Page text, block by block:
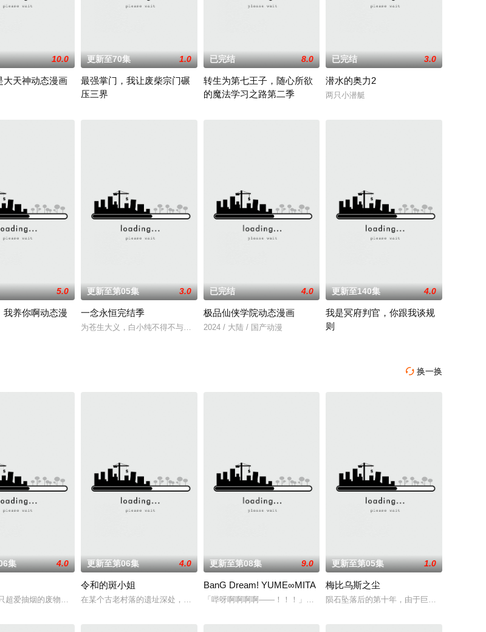
盛时期由浣溪沙、赤霞峰、风吟山庄、无尘岛、轩辕门五大宗门共同守护，仙道昌盛。可轩辕门宗主岳无疾为实现野望，掀起了一场灭
10.0
大天神动态漫画
更新至70集 1.0
最强掌门，我让废柴宗门碾
压三界
已完结 8.0
转生为第七王子，随心所欲
的魔法学习之路第二季
已完结 3.0
潜水的奥力2
两只小潜艇
尸乱葬岗。濒死之际，他唤醒了上古魔刀“幽冥”，获得驱使阴兵之力，化身“活阎罗”归来复仇。他利用附
纳电视节上以10万美元一集的亚洲动画片新纪录，成功打入欧美主流市场。南非国际影展喜获金奖，成为在此影展获奖的首个亚洲动漫作
5.0
我养你啊动态漫
更新至第05集 3.0
​一念永恒完结季​
为苍生大义，白小纯不得不与通天道人展开决战。随着旧世界破碎，众人流落天外的永恒大陆。而在这里白小纯将
已完结 4.0
极品仙侠学院动态漫画
2024 / 大陆 / 国产动漫
更新至140集 4.0
我是冥府判官，你跟我谈规
则
 换一换
器用で人との交流を避けて生きてきた彼女は、とある出会いでクラスのモテ男子・南新汰に恋をする。少女
集 4.0
超爱抽烟的废物兽人！因为缺乏伦理与卫生观念，不是把烟头往窗外乱丢，就是对人乱吐口水，偶尔还会做出一些违法乱纪的事。幸好她
更新至第06集 4.0
令和的斑小姐
在某个古老村落的遗址深处，那一片禁止入内的区域里，存在着被口口相传为“窥之生厄、亵之招祟”的“不可触碰
更新至第08集 9.0
BanG Dream! YUME∞MITA
「哔呀啊啊啊啊——！！！」为了乐团出道而突然集结的团员们！虽然每个人
更新至第05集 1.0
梅比乌斯之尘
陨石坠落后的第十年，由于巨大结晶释放出